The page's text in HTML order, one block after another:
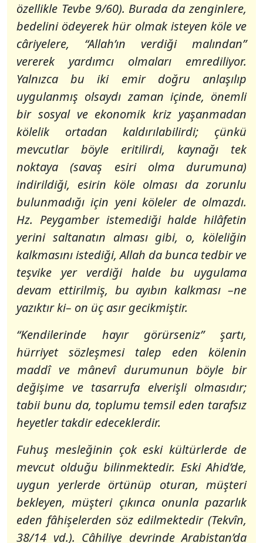
özellikle Tevbe 9/60). Burada da zenginlere,
bedelini ödeyerek hür olmak isteyen köle ve
câriyelere, “Allah’ın verdiği malından”
vererek yardımcı olmaları emrediliyor.
Yalnızca bu iki emir doğru anlaşılıp
uygulanmış olsaydı zaman içinde, önemli
bir sosyal ve ekonomik kriz yaşanmadan
kölelik ortadan kaldırılabilirdi; çünkü
mevcutlar böyle eritilirdi, kaynağı tek
noktaya (savaş esiri olma durumuna)
indirildiği, esirin köle olması da zorunlu
bulunmadığı için yeni köleler de olmazdı.
Hz. Peygamber istemediği halde hilâfetin
yerini saltanatın alması gibi, o, köleliğin
kalkmasını istediği, Allah da bunca tedbir ve
teşvike yer verdiği halde bu uygulama
devam ettirilmiş, bu ayıbın kalkması –ne
yazıktır ki– on üç asır gecikmiştir.
“Kendilerinde hayır görürseniz” şartı,
hürriyet sözleşmesi talep eden kölenin
maddî ve mânevî durumunun böyle bir
değişime ve tasarrufa elverişli olmasıdır;
tabii bunu da, toplumu temsil eden tarafsız
heyetler takdir edeceklerdir.
Fuhuş mesleğinin çok eski kültürlerde de
mevcut olduğu bilinmektedir. Eski Ahid’de,
uygun yerlerde örtünüp oturan, müşteri
bekleyen, müşteri çıkınca onunla pazarlık
eden fâhişelerden söz edilmektedir (Tekvîn,
38/14 vd.). Câhiliye devrinde Arabistan’da